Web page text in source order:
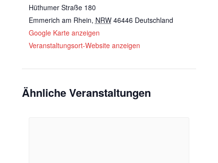
Hüthumer Straße 180
Emmerich am Rhein, NRW 46446 Deutschland
Google Karte anzeigen
Veranstaltungsort-Website anzeigen
Ähnliche Veranstaltungen